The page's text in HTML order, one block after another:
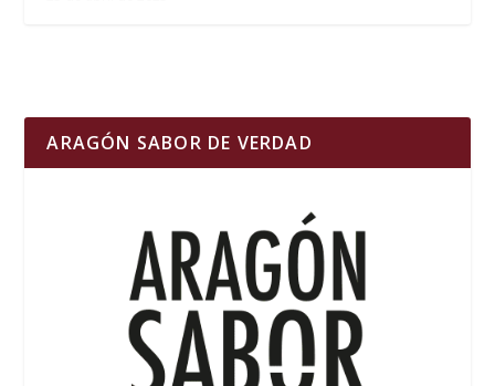
ARAGÓN SABOR DE VERDAD